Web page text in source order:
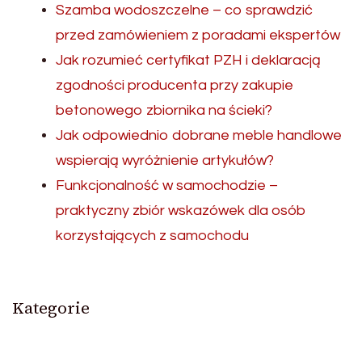
Szamba wodoszczelne – co sprawdzić
przed zamówieniem z poradami ekspertów
Jak rozumieć certyfikat PZH i deklaracją
zgodności producenta przy zakupie
betonowego zbiornika na ścieki?
Jak odpowiednio dobrane meble handlowe
wspierają wyróżnienie artykułów?
Funkcjonalność w samochodzie –
praktyczny zbiór wskazówek dla osób
korzystających z samochodu
Kategorie